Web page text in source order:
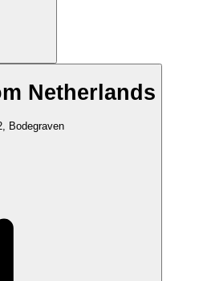
Netherlands
Bodegraven